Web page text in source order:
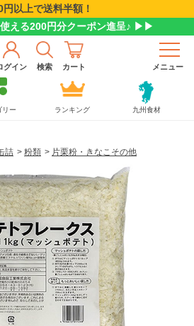
円以上で送料半額！
える200円分クーポン進呈♪ ▶▶
グイン 検索 カート メニュー
リー ランキング 九州食材
詰 > 粉類 > 片栗粉・きなこその他